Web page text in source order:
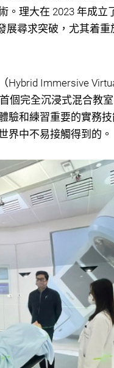
。理大在 2023 年成立
展尋求突破，尤其着
Hybrid Immersive
個完全沉浸式混合教
驗和練習重要的實務
界中不易接觸得到的。